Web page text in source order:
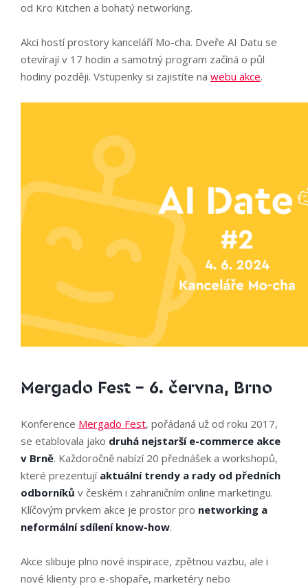
od Kro Kitchen a bohatý networking.
Akci hostí prostory kanceláří Mo-cha. Dveře AI Datu se
otevírají v 17 hodin a samotný program začíná o půl
hodiny později. Vstupenky si zajistíte na webu akce.
Mergado Fest – 6. června, Brno
Konference Mergado Fest, pořádaná už od roku 2017,
se etablovala jako druhá nejstarší e-commerce akce
v Brně. Každoročně nabízí 20 přednášek a workshopů,
které prezentují aktuální trendy a rady od předních
odborníků v českém i zahraničním online marketingu.
Klíčovým prvkem akce je prostor pro networking a
neformální sdílení know-how.
Akce slibuje plno nové inspirace, zpětnou vazbu, ale i
nové klienty pro e-shopaře, marketéry nebo